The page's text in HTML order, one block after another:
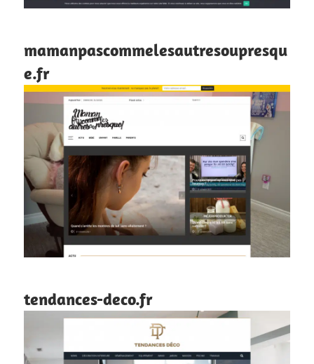
mamanpascommelesautresoupresqu
e.fr
tendances-deco.fr